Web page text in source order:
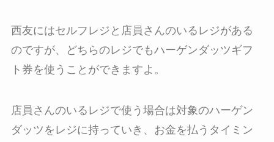
西友にはセルフレジと店員さんのいるレジがある
のですが、どちらのレジでもハーゲンダッツギフ
ト券を使うことができますよ。
店員さんのいるレジで使う場合は対象のハーゲン
ダッツをレジに持っていき、お金を払うタイミン